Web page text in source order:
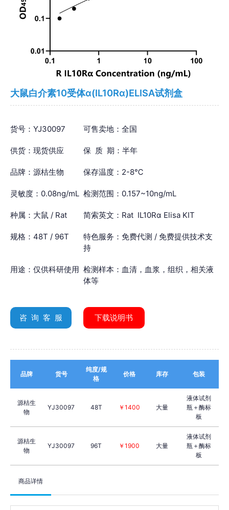
大鼠白介素10受体α(IL10Rα)ELISA试剂盒
货号：YJ30097 可售卖地：全国
供货：现货供应 保 质 期：半年
品牌：源桔生物 保存温度：2-8℃
灵敏度：0.08ng/mL 检测范围：0.157~10ng/mL
种属：大鼠 / Rat 简索英文：Rat IL10Rα Elisa KIT
规格：48T / 96T
特色服务：免费代测 / 免费提供技术支
持
用途：仅供科研使用 检测样本：血清，血浆，组织，相关液
体等
咨 询 客 服 下载说明书
品牌 货号
纯度/规
格
价格 库存 包装
源桔生
物
YJ30097 48T ￥1400 大量
液体试剂
瓶＋酶标
板
源桔生
物
YJ30097 96T ￥1900 大量
液体试剂
瓶＋酶标
板
商品详情